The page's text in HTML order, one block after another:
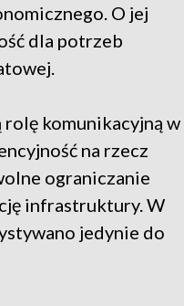
O jej
dla potrzeb
rolę komunikacyjną w
na rzecz
ograniczanie
infrastruktury. W
jedynie do